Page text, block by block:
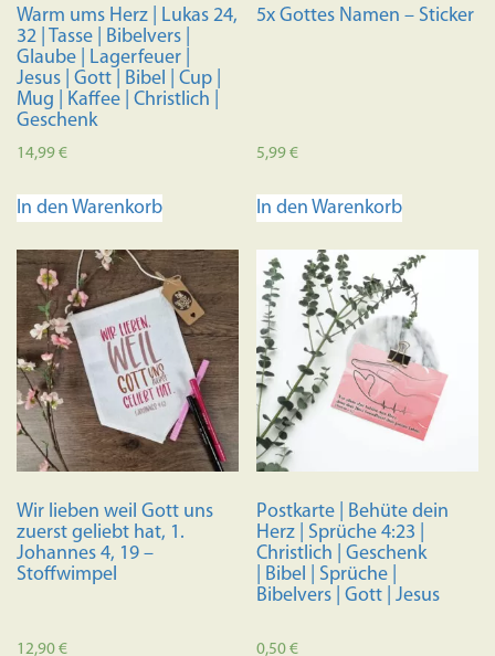
gewählt
werden
gewählt
Warm ums Herz | Lukas 24,
32 | Tasse | Bibelvers |
Glaube | Lagerfeuer |
Jesus | Gott | Bibel | Cup |
Mug | Kaffee | Christlich |
Geschenk
14,99€
In den Warenkorb
5x Gottes Namen – Sticker
5,99€
In den Warenkorb
Wir lieben weil Gott uns
zuerst geliebt hat, 1.
Johannes 4, 19 –
Stoffwimpel
12,90€
Postkarte | Behüte dein
Herz | Sprüche 4:23 |
Christlich | Geschenk
| Bibel | Sprüche |
Bibelvers | Gott | Jesus
0,50€